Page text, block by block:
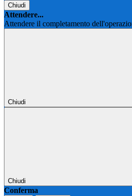
Chiudi
Attendere...
Attendere il completamento
Chiudi
Chiudi
Conferma